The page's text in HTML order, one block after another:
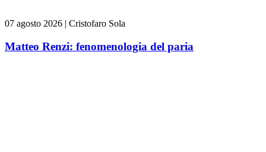
07 agosto 2026 | Cristofaro Sola
Matteo Renzi: fenomenologia del paria